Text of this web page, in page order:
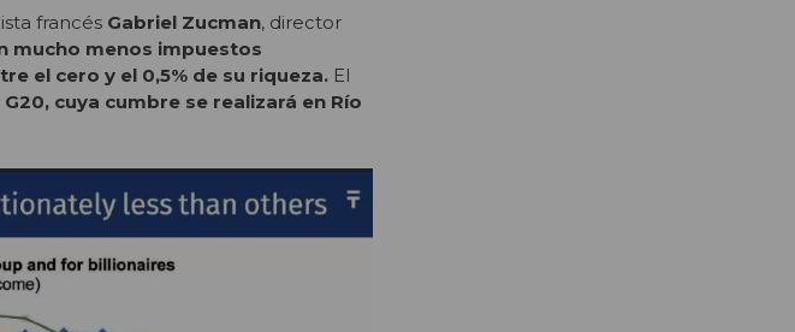
francés Gabriel Zucman, director
mucho menos impuestos
el cero y el 0,5% de su riqueza. El
G20, cuya cumbre se realizará en Río